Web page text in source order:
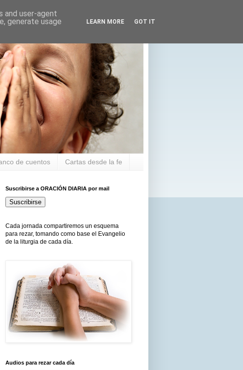
de cuentos Cartas desde la fe
Suscribirse a ORACIÓN DIARIA por mail
Suscribirse
Cada jornada compartiremos un esquema
para rezar, tomando como base el Evangelio
de la liturgia de cada día.
Audios para rezar cada día
and user-agent
generate usage
LEARN MORE GOT IT